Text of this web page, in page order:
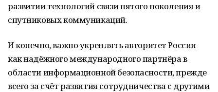
развитии технологий связи пятого поколения и
спутниковых коммуникаций.
И конечно, важно укреплять авторитет России
как надёжного международного партнёра в
области информационной безопасности, прежде
всего за счёт развития сотрудничества с другими